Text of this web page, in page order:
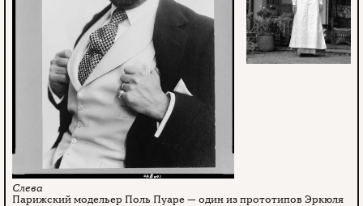
Парижский модельер Поль Пуаре — один из прототипов Эркюля